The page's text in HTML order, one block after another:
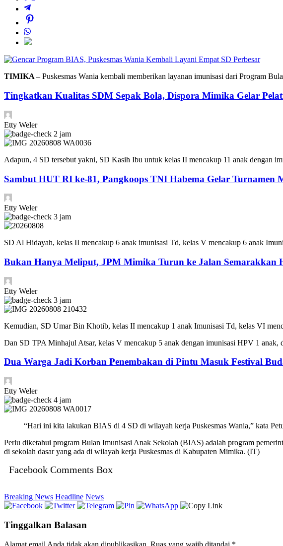
Perbesar
TIMIKA –Puskesmas Wania kembali memberikan layanan imunisasi dari Program
Tingkatkan Kualitas SDM Sepak Bola, Dispora Mimika Gelar
Etty Weler
2 jam
Adapun, 4 SD tersebut yakni, SD Kasih Ibu untuk kelas II mencakup 11 anak dengan
Sambut HUT RI ke-81, Pangkoops TNI Habema Gelar Turnamen
Etty Weler
3 jam
SD Al Hidayah, kelas II mencakup 6 anak imunisasi Td, kelas V mencakup 6 anak
Bukan Hanya Meliput, JPM Mimika Turun ke Jalan Semarakkan
Etty Weler
3 jam
Kemudian, SD Umar Bin Khotib, kelas II mencakup 1 anak Imunisasi Td, kelas VI
Dan SD TPA Minhajul Atsar, kelas V mencakup 5 anak dengan imunisasi HPV 1 anak,
Dua Warga Jadi Korban Penembakan di Pintu Masuk Festival
Etty Weler
4 jam
“Hari ini kita lakukan BIAS di 4 SD di wilayah kerja Puskesmas Wania,” kata
Perlu diketahui program Bulan Imunisasi Anak Sekolah (BIAS) adalah program
di sekolah dasar yang ada di wilayah kerja Puskesmas di Kabupaten Mimika. (IT)
Facebook Comments Box
Breaking News Headline News
Tinggalkan Balasan
Alamat email Anda tidak akan dipublikasikan. Ruas yang wajib ditandai *